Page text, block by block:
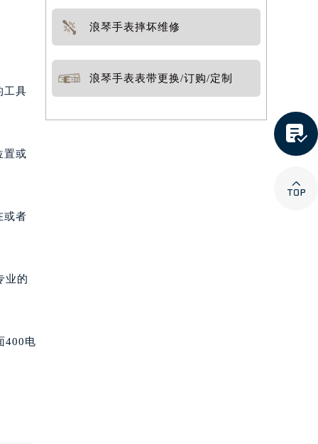
工具
置或
或者
业的
400电
浪琴手表摔坏维修
浪琴手表表带更换/订购/定制

